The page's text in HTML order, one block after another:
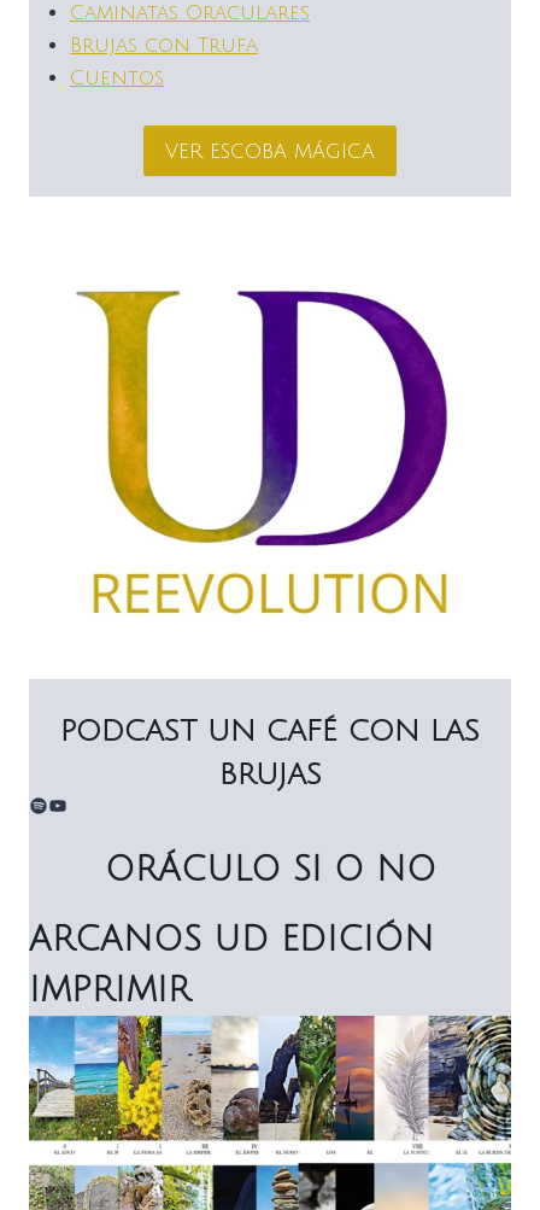
Caminatas Oraculares
Brujas con Trufa
Cuentos
ver escoba mágica
PODCAST UN CAFÉ CON LAS
BRUJAS
Spotify
YouTube
ORÁCULO SI O NO
ARCANOS UD EDICIÓN
IMPRIMIR